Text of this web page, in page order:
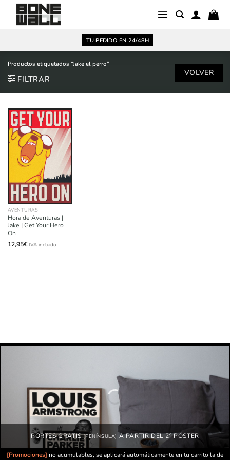
Saltar
contenido
TU PEDIDO EN 24/48H
Productos etiquetados “Jake el perro”
FILTRAR
AVENTURAS
Hora de Aventuras |
Jake | Get Your Hero
On
12,95€ IVA incluido
PORTES GRATIS(PENÍNSULA) A PARTIR DEL 2º PÓSTER
[Promociones] no acumulables, se aplicará automáticamente en tu carrito la de